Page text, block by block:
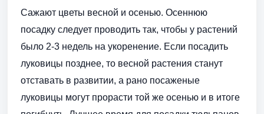
Сажают цветы весной и осенью. Осеннюю
посадку следует проводить так, чтобы у растений
было 2-3 недель на укоренение. Если посадить
луковицы позднее, то весной растения станут
отставать в развитии, а рано посаженые
луковицы могут прорасти той же осенью и в итоге